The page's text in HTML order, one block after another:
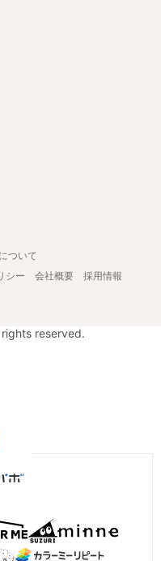
ついて
シー 会社概要
採用情報
reserved.